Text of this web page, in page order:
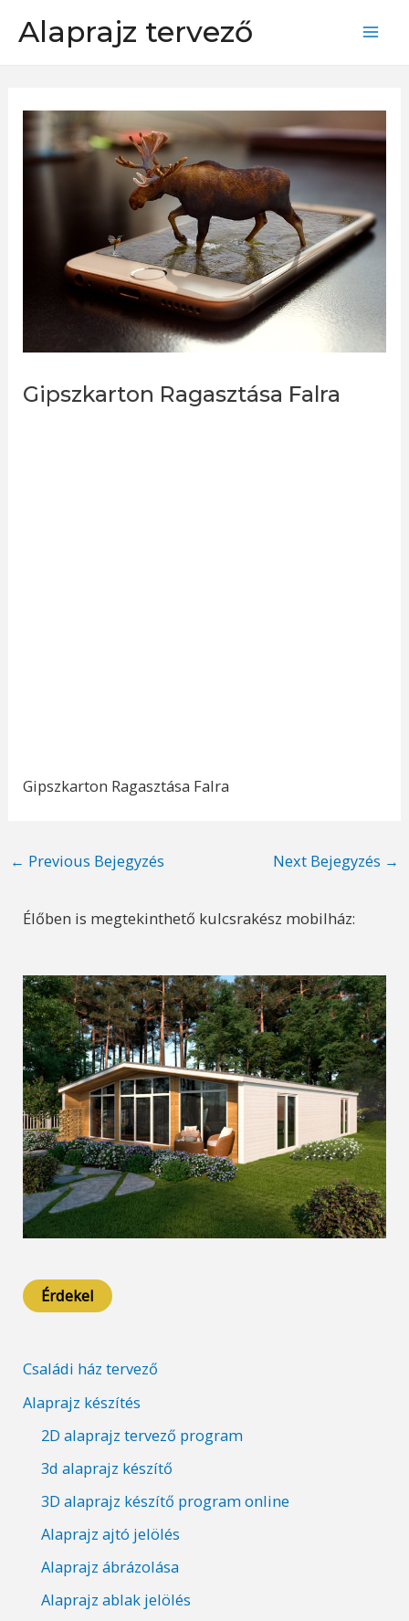
Alaprajz tervező
Gipszkarton Ragasztása Falra
Gipszkarton Ragasztása Falra
Post
← Previous Bejegyzés Next Bejegyzés →
Élőben is megtekinthető kulcsrakész mobilház:
Érdekel
Családi ház tervező
Alaprajz készítés
2D alaprajz tervező program
3d alaprajz készítő
3D alaprajz készítő program online
Alaprajz ajtó jelölés
Alaprajz ábrázolása
Alaprajz ablak jelölés